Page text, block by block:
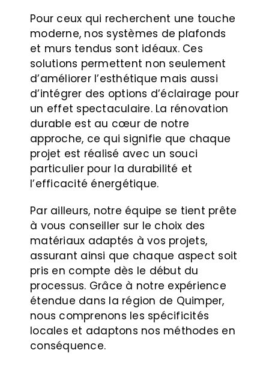
Pour ceux qui recherchent une touche
moderne, nos systèmes de plafonds
et murs tendus sont idéaux. Ces
solutions permettent non seulement
d’améliorer l’esthétique mais aussi
d’intégrer des options d’éclairage pour
un effet spectaculaire. La rénovation
durable est au cœur de notre
approche, ce qui signifie que chaque
projet est réalisé avec un souci
particulier pour la durabilité et
l’efficacité énergétique.
Par ailleurs, notre équipe se tient prête
à vous conseiller sur le choix des
matériaux adaptés à vos projets,
assurant ainsi que chaque aspect soit
pris en compte dès le début du
processus. Grâce à notre expérience
étendue dans la région de Quimper,
nous comprenons les spécificités
locales et adaptons nos méthodes en
conséquence.